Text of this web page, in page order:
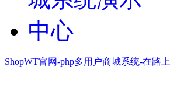
ShopWT官网-php多用户商城系统-在路上